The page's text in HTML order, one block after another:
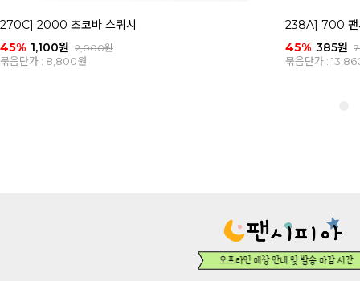
270C] 2000 초코바 스퀴시
45% 1,100원 2,000원
묶음단가 : 8,800원
238A] 700 팬
45% 385원
묶음단가 :